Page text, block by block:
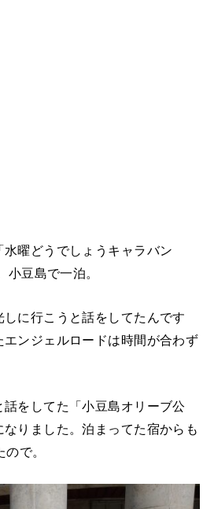
曜どうでしょうキャラバン
小豆島で一泊。
に行こうと話をしてたんです
ンジェルロードは時間が合わず
をしてた「小豆島オリーブ公
りました。泊まってた宿からも
で。